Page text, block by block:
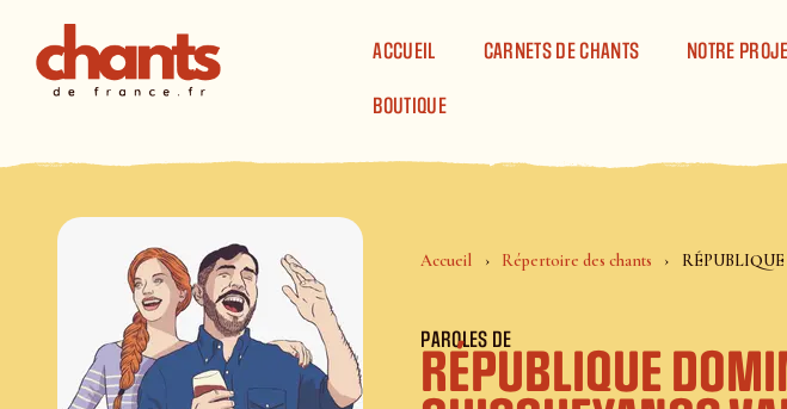
ACCUEIL
CARNETS DE CHANTS NOTRE
BOUTIQUE
Accueil Répertoire des chants
PAROLES DE
RÉPUBLIQUE